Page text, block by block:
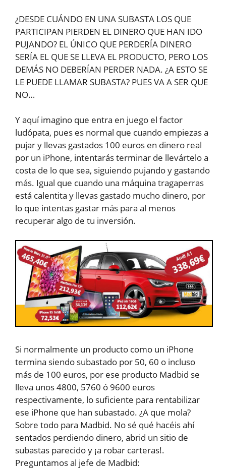
¿DESDE CUÁNDO EN UNA SUBASTA LOS QUE
PARTICIPAN PIERDEN EL DINERO QUE HAN IDO
PUJANDO? EL ÚNICO QUE PERDERÍA DINERO
SERÍA EL QUE SE LLEVA EL PRODUCTO, PERO LOS
DEMÁS NO DEBERÍAN PERDER NADA. ¿A ESTO SE
LE PUEDE LLAMAR SUBASTA? PUES VA A SER QUE
NO…
Y aquí imagino que entra en juego el factor
ludópata, pues es normal que cuando empiezas a
pujar y llevas gastados 100 euros en dinero real
por un iPhone, intentarás terminar de llevártelo a
costa de lo que sea, siguiendo pujando y gastando
más. Igual que cuando una máquina tragaperras
está calentita y llevas gastado mucho dinero, por
lo que intentas gastar más para al menos
recuperar algo de tu inversión.
Si normalmente un producto como un iPhone
termina siendo subastado por 50, 60 o incluso
más de 100 euros, por ese producto Madbid se
lleva unos 4800, 5760 ó 9600 euros
respectivamente, lo suficiente para rentabilizar
ese iPhone que han subastado. ¿A que mola?
Sobre todo para Madbid. No sé qué hacéis ahí
sentados perdiendo dinero, abrid un sitio de
subastas parecido y ¡a robar carteras!.
Preguntamos al jefe de Madbid: